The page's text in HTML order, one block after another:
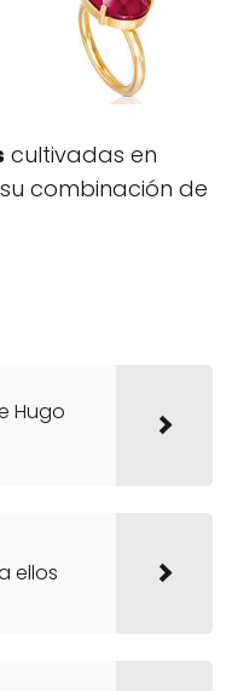
cultivadas en
combinación de
Hugo
ellos